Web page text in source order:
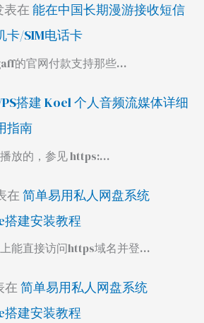
表在能在中国长期漫游接收短信
卡/SIM电话卡
的官网付款支持那些…
搭建 Koel 个人音频流媒体详细
指南
放的，参见 https:…
在简单易用私人网盘系统
建安装教程
能直接访问https域名并登…
在简单易用私人网盘系统
建安装教程